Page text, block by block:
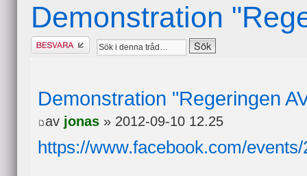
Demonstration
Besvara
Demonstration "Regeringen
av jonas » 2012-09-10 12.25
https://www.facebook.com/